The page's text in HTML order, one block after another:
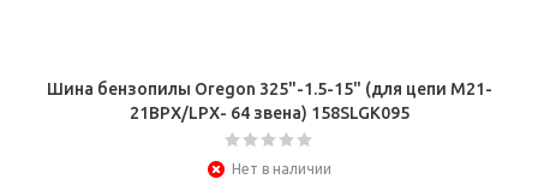
Шина бензопилы Oregon 325"-1.5-15" (для цепи М21-
21ВPX/LPX- 64 звена) 158SLGК095
Нет в наличии